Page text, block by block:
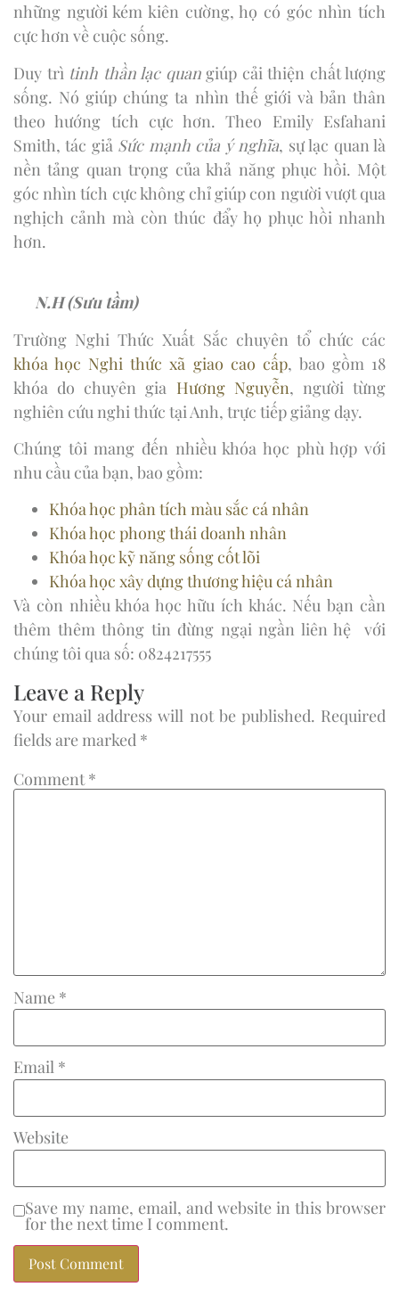
những người kém kiên cường, họ có góc nhìn tích
cực hơn về cuộc sống.
Duy trì tinh thần lạc quangiúp cải thiện chất lượng
sống. Nó giúp chúng ta nhìn thế giới và bản thân
theo hướng tích cực hơn. Theo Emily Esfahani
Smith, tác giả Sức mạnh của ý nghĩa, sự lạc quan là
nền tảng quan trọng của khả năng phục hồi. Một
góc nhìn tích cực không chỉ giúp con người vượt qua
nghịch cảnh mà còn thúc đẩy họ phục hồi nhanh
hơn.
N.H (Sưu tầm)
Trường Nghi Thức Xuất Sắc chuyên tổ chức các
khóa học Nghi thức xã giao cao cấp, bao gồm 18
khóa do chuyên gia Hương Nguyễn, người từng
nghiên cứu nghi thức tại Anh, trực tiếp giảng dạy.
Chúng tôi mang đến nhiều khóa học phù hợp với
nhu cầu của bạn, bao gồm:
Khóa học phân tích màu sắc cá nhân
Khóa học phong thái doanh nhân
Khóa học kỹ năng sống cốt lõi
Khóa học xây dựng thương hiệu cá nhân
Và còn nhiều khóa học hữu ích khác. Nếu bạn cần
thêm thêm thông tin đừng ngại ngần liên hệ với
chúng tôi qua số: 0824217555
Leave a Reply
Your email address will not be published. Required
fields are marked *
Comment*
Name *
Email *
Website
Save my name, email, and website in this browser
for the next time I comment.